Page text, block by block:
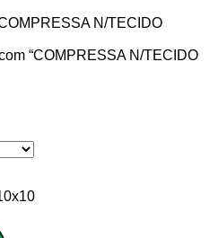
N/TECIDO
“COMPRESSA N/TECIDO